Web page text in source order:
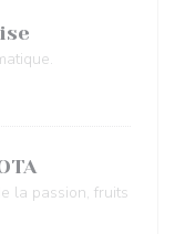
la passion, fruits